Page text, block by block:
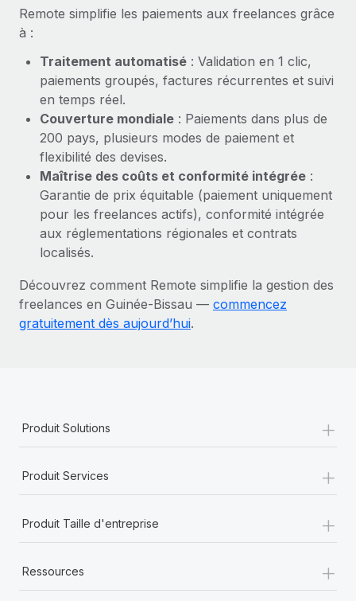
Remote simplifie les paiements aux freelances grâce
à :
Traitement automatisé : Validation en 1 clic,
paiements groupés, factures récurrentes et suivi
en temps réel.
Couverture mondiale : Paiements dans plus de
200 pays, plusieurs modes de paiement et
flexibilité des devises.
Maîtrise des coûts et conformité intégrée :
Garantie de prix équitable (paiement uniquement
pour les freelances actifs), conformité intégrée
aux réglementations régionales et contrats
localisés.
Découvrez comment Remote simplifie la gestion des
freelances en Guinée-Bissau — commencez
gratuitement dès aujourd’hui.
Produit Solutions +
Produit Services +
Produit Taille d'entreprise +
Ressources +